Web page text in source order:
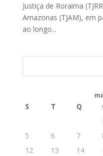
Justiça de Roraima
Amazonas (TJAM), em
ao longo...
S T Q
5
6 7
12
13 14